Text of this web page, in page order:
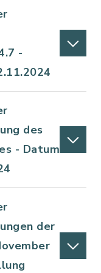
-
des
- Datum
der